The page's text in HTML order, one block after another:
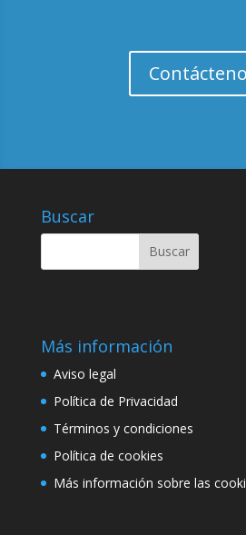
Buscar
Más información
Aviso legal
Política de Privacidad
Términos y condiciones
Política de cookies
Más información sobre las